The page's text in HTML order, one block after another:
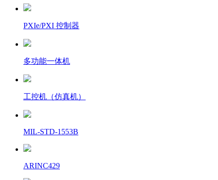
PXIe/PXI 控制器
多功能一体机
工控机（仿真机）
MIL-STD-1553B
ARINC429